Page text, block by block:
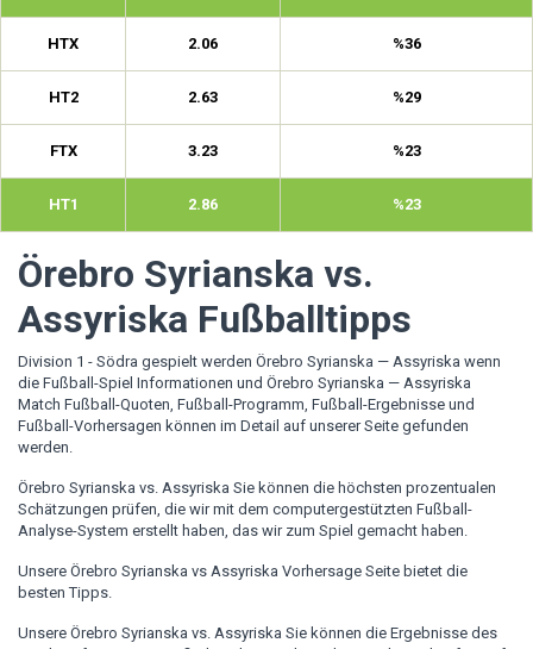
HTX 2.06 %36
HT2 2.63 %29
FTX 3.23 %23
HT1 2.86 %23
Örebro Syrianska vs.
Assyriska Fußballtipps
Division 1 - Södra gespielt werden Örebro Syrianska — Assyriska wenn
die Fußball-Spiel Informationen und Örebro Syrianska — Assyriska
Match Fußball-Quoten, Fußball-Programm, Fußball-Ergebnisse und
Fußball-Vorhersagen können im Detail auf unserer Seite gefunden
werden.
Örebro Syrianska vs. Assyriska Sie können die höchsten prozentualen
Schätzungen prüfen, die wir mit dem computergestützten Fußball-
Analyse-System erstellt haben, das wir zum Spiel gemacht haben.
Unsere Örebro Syrianska vs Assyriska Vorhersage Seite bietet die
besten Tipps.
Unsere Örebro Syrianska vs. Assyriska Sie können die Ergebnisse des